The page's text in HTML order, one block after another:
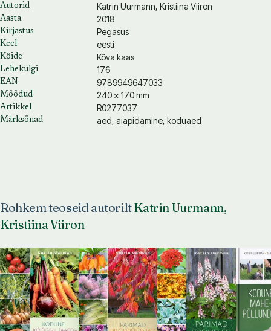
Autorid Katrin Uurmann, Kristiina Viiron
Aasta 2018
Kirjastus Pegasus
Keel eesti
Köide Kõva kaas
Lehekülgi 176
EAN 9789949647033
Mõõdud 240 × 170 mm
Artikkel R0277037
Märksõnad aed, aiapidamine, koduaed
Rohkem teoseid autoriltKatrin Uurmann,
Kristiina Viiron